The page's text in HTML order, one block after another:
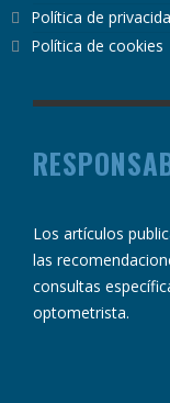
Política de
Política de cookies
Los artículos
las
consultas
optometrista.